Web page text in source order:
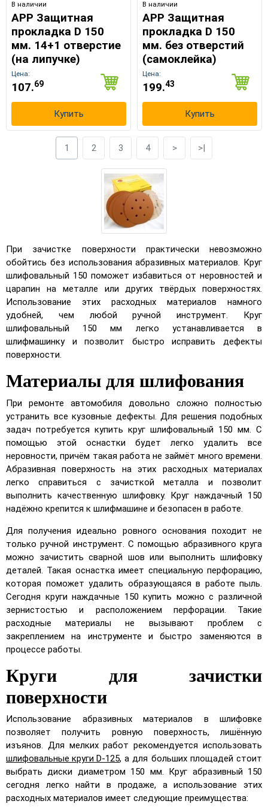
В наличии
APP Защитная
прокладка D 150
мм. 14+1 отверстие
(на липучке)
Цена:
107.69
Купить
В наличии
APP Защитная
прокладка D 150
мм. без отверстий
(самоклейка)
Цена:
199.43
Купить
1 2 3 4 > >|
При зачистке поверхности практически невозможно
обойтись без использования абразивных материалов. Круг
шлифовальный 150 поможет избавиться от неровностей и
царапин на металле или других твёрдых поверхностях.
Использование этих расходных материалов намного
удобней, чем любой ручной инструмент. Круг
шлифовальный 150 мм легко устанавливается в
шлифмашинку и позволит быстро исправить дефекты
поверхности.
Материалы для шлифования
При ремонте автомобиля довольно сложно полностью
устранить все кузовные дефекты. Для решения подобных
задач потребуется купить круг шлифовальный 150 мм. С
помощью этой оснастки будет легко удалить все
неровности, причём такая работа не займёт много времени.
Абразивная поверхность на этих расходных материалах
легко справиться с зачисткой металла и позволит
выполнить качественную шлифовку. Круг наждачный 150
надёжно крепится к шлифмашине и безопасен в работе.
Для получения идеально ровного основания походит не
только ручной инструмент. С помощью абразивного круга
можно зачистить сварной шов или выполнить шлифовку
деталей. Такая оснастка имеет специальную перфорацию,
которая поможет удалить образующаяся в работе пыль.
Сегодня круги наждачные 150 купить можно с различной
зернистостью и расположением перфорации. Такие
расходные материалы не вызывают проблем с
закреплением на инструменте и быстро заменяются в
процессе работы.
Круги для зачистки
поверхности
Использование абразивных материалов в шлифовке
позволяет получить ровную поверхность, лишённую
изъянов. Для мелких работ рекомендуется использовать
шлифовальные круги D-125, а для больших площадей стоит
выбрать диски диаметром 150 мм. Круг абразивный 150
сегодня легко найти в продаже, а использование этих
расходных материалов имеет следующие преимущества: